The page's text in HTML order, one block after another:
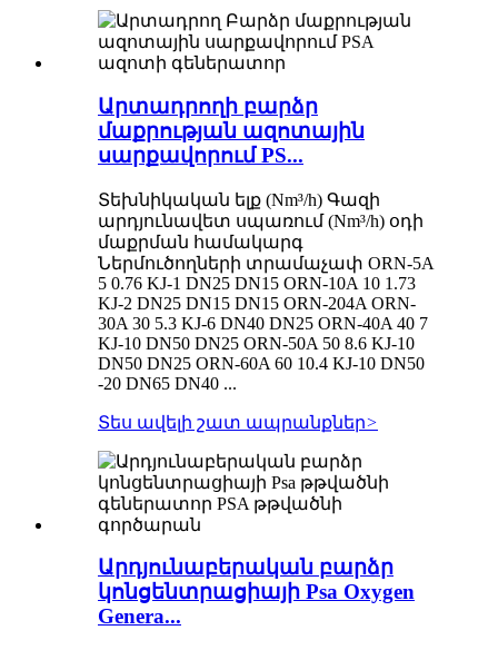
Արտադրողի բարձր
մաքրության ազոտային
սարքավորում PS...
Տեխնիկական ելք (Nm³/h) Գազի
արդյունավետ սպառում (Nm³/h) օդի
մաքրման համակարգ
Ներմուծողների տրամաչափ ORN-5A
5 0.76 KJ-1 DN25 DN15 ORN-10A 10 1.73
KJ-2 DN25 DN15 DN15 ORN-204A ORN-
30A 30 5.3 KJ-6 DN40 DN25 ORN-40A 40 7
KJ-10 DN50 DN25 ORN-50A 50 8.6 KJ-10
DN50 DN25 ORN-60A 60 10.4 KJ-10 DN50
-20 DN65 DN40 ...
Տես ավելի շատ ապրանքներ>
Արդյունաբերական բարձր
կոնցենտրացիայի Psa Oxygen
Genera...